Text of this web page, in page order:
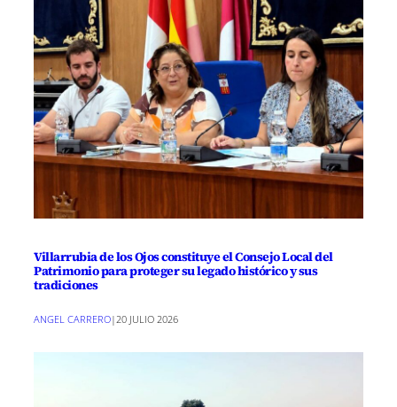
Villarrubia de los Ojos constituye el Consejo Local del
Patrimonio para proteger su legado histórico y sus
tradiciones
ANGEL CARRERO|20 JULIO 2026